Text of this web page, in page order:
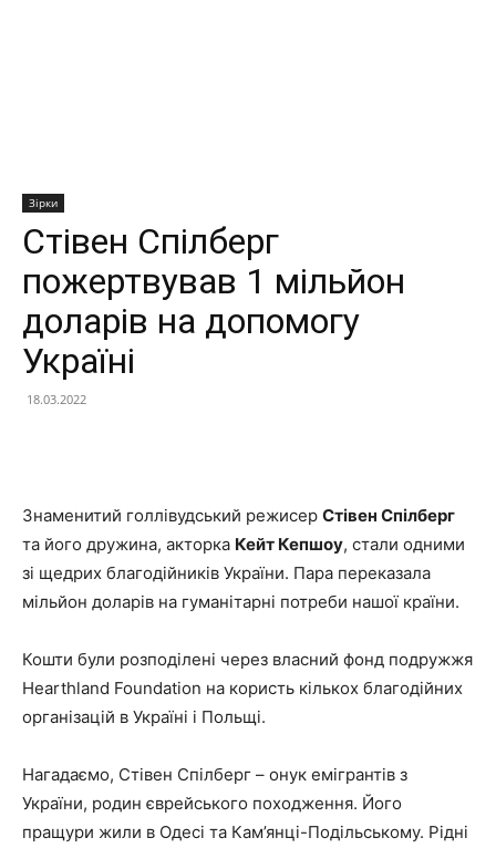
Зірки
Стівен Спілберг
пожертвував 1 мільйон
доларів на допомогу
Україні
18.03.2022
Знаменитий голлівудський режисер Стівен Спілберг
та його дружина, акторка Кейт Кепшоу, стали одними
зі щедрих благодійників України. Пара переказала
мільйон доларів на гуманітарні потреби нашої країни.
Кошти були розподілені через власний фонд подружжя
Hearthland Foundation на користь кількох благодійних
організацій в Україні і Польщі.
Нагадаємо, Стівен Спілберг – онук емігрантів з
України, родин єврейського походження. Його
пращури жили в Одесі та Кам’янці-Подільському. Рідні